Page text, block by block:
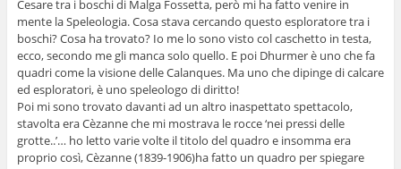
Cesare tra i boschi di Malga Fossetta, però mi ha fatto venire in
mente la Speleologia. Cosa stava cercando questo esploratore tra i
boschi? Cosa ha trovato? Io me lo sono visto col caschetto in testa,
ecco, secondo me gli manca solo quello. E poi Dhurmer è uno che fa
quadri come la visione delle Calanques. Ma uno che dipinge di calcare
ed esploratori, è uno speleologo di diritto!
Poi mi sono trovato davanti ad un altro inaspettato spettacolo,
stavolta era Cèzanne che mi mostrava le rocce ‘nei pressi delle
grotte..’… ho letto varie volte il titolo del quadro e insomma era
proprio così, Cèzanne (1839-1906)ha fatto un quadro per spiegare